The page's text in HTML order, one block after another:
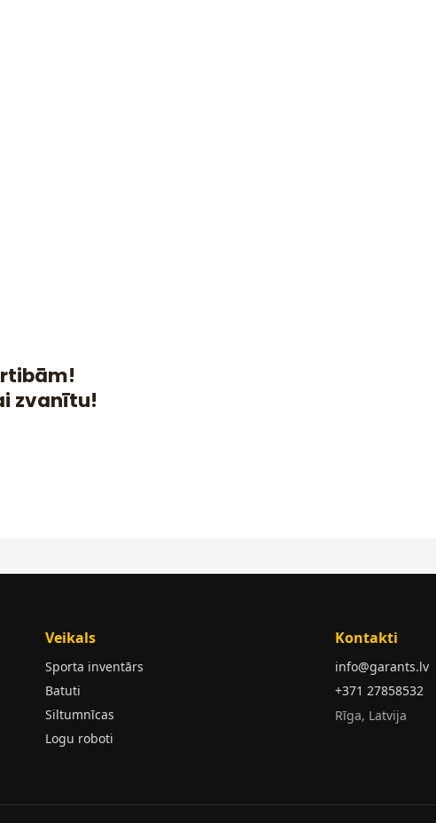
zvanītu!
Veikals
Sporta inventārs
Batuti
Siltumnīcas
Logu roboti
Kontakti
info@garants.lv
+371 27858532
Rīga, Latvija